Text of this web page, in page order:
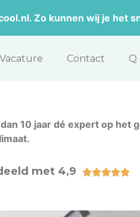
Zo kunnen wij je het
Vacature Contact Q
10 jaar dé expert op het
met 4,9 